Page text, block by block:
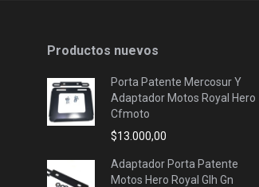
Productos nuevos
Porta Patente Mercosur Y
Adaptador Motos Royal Hero
Cfmoto
$13.000,00
Adaptador Porta Patente
Motos Hero Royal Glh Gn